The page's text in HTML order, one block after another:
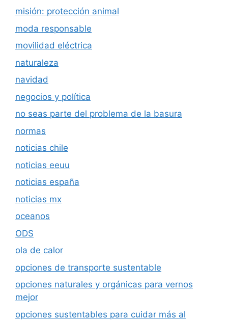
misión: protección animal
moda responsable
movilidad eléctrica
naturaleza
navidad
negocios y política
no seas parte del problema de la basura
normas
noticias chile
noticias eeuu
noticias españa
noticias mx
oceanos
ODS
ola de calor
opciones de transporte sustentable
opciones naturales y orgánicas para vernos
mejor
opciones sustentables para cuidar más al